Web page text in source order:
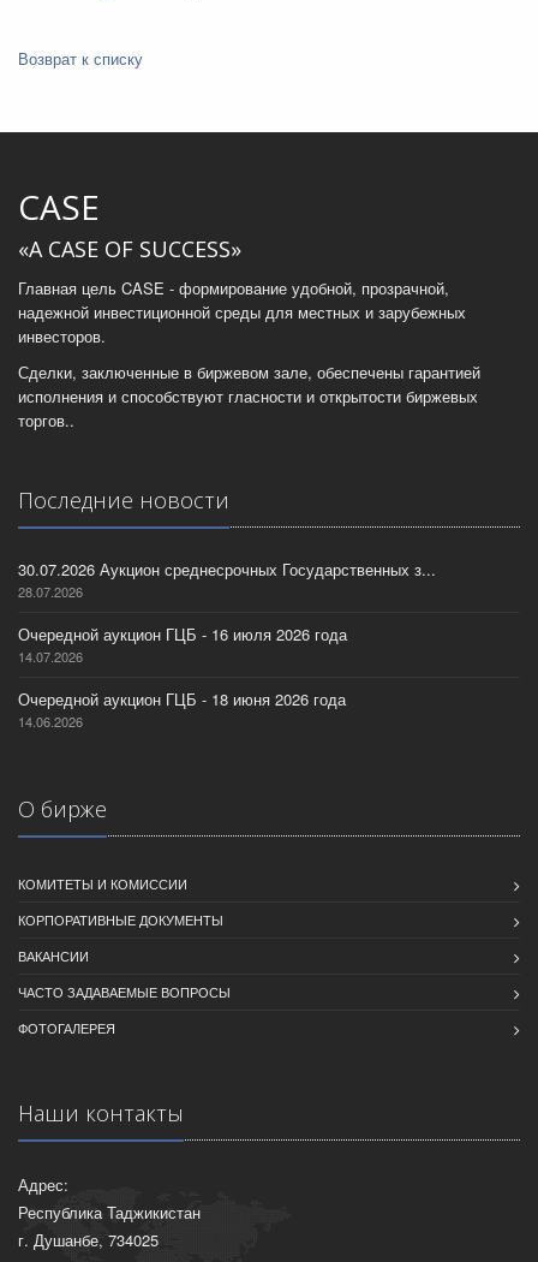
Возврат к списку
CASE
«A CASE OF SUCCESS»
Главная цель CASE - формирование удобной, прозрачной,
надежной инвестиционной среды для местных и зарубежных
инвесторов.
Сделки, заключенные в биржевом зале, обеспечены гарантией
исполнения и способствуют гласности и открытости биржевых
торгов..
Последние новости
30.07.2026 Аукцион среднесрочных Государственных з...
28.07.2026
Очередной аукцион ГЦБ - 16 июля 2026 года
14.07.2026
Очередной аукцион ГЦБ - 18 июня 2026 года
14.06.2026
О бирже
КОМИТЕТЫ И КОМИССИИ
КОРПОРАТИВНЫЕ ДОКУМЕНТЫ
ВАКАНСИИ
ЧАСТО ЗАДАВАЕМЫЕ ВОПРОСЫ
ФОТОГАЛЕРЕЯ
Наши контакты
Адрес:
Республика Таджикистан
г. Душанбе, 734025